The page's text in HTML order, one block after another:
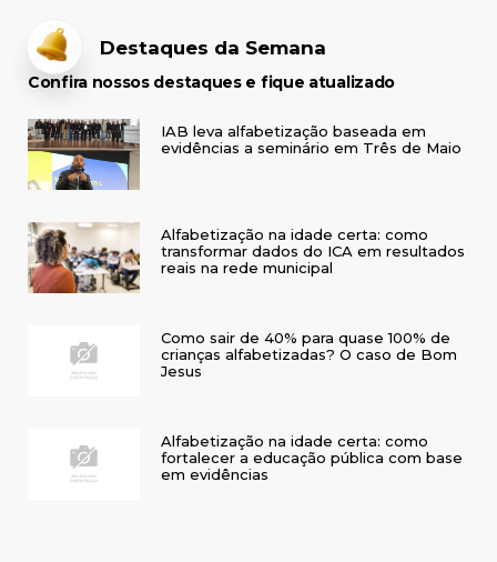
Destaques da Semana
Confira nossos destaques e fique atualizado
IAB leva alfabetização baseada em
evidências a seminário em Três de Maio
Alfabetização na idade certa: como
transformar dados do ICA em resultados
reais na rede municipal
Como sair de 40% para quase 100% de
crianças alfabetizadas? O caso de Bom
Jesus
Alfabetização na idade certa: como
fortalecer a educação pública com base
em evidências